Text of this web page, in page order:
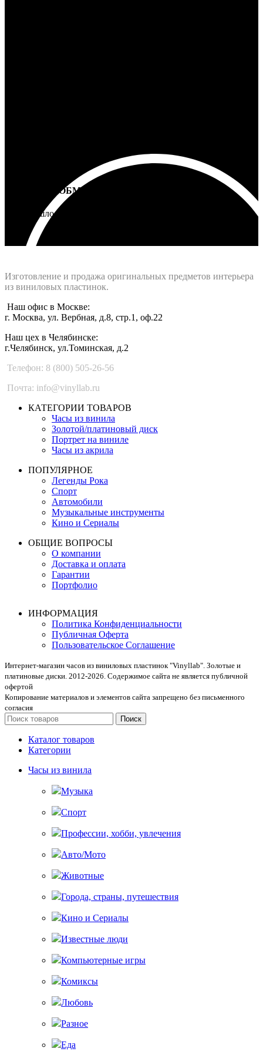
ВОЗВРАТ И ОБМЕН
Не подошло - вернем деньги
Изготовление и продажа оригинальных предметов интерьера
из виниловых пластинок.
Наш офис в Москве:
г. Москва, ул. Вербная, д.8, стр.1, оф.22
Наш цех в Челябинске:
г.Челябинск, ул.Томинская, д.2
Телефон: 8 (800) 505-26-56
Почта: info@vinyllab.ru
КАТЕГОРИИ ТОВАРОВ
Часы из винила
Золотой/платиновый диск
Портрет на виниле
Часы из акрила
ПОПУЛЯРНОЕ
Легенды Рока
Спорт
Автомобили
Музыкальные инструменты
Кино и Сериалы
ОБЩИЕ ВОПРОСЫ
О компании
Доставка и оплата
Гарантии
Портфолио
ИНФОРМАЦИЯ
Политика Конфиденциальности
Публичная Оферта
Пользовательское Соглашение
Интернет-магазин часов из виниловых пластинок "Vinyllab". Золотые и
платиновые диски. 2012-2026. Содержимое сайта не является публичной
офертой
Копирование материалов и элементов сайта запрещено без письменного
согласия
Поиск
Каталог товаров
Категории
Часы из винила
Музыка
Спорт
Профессии, хобби, увлечения
Авто/Мото
Животные
Города, страны, путешествия
Кино и Сериалы
Известные люди
Компьютерные игры
Комиксы
Любовь
Разное
Еда